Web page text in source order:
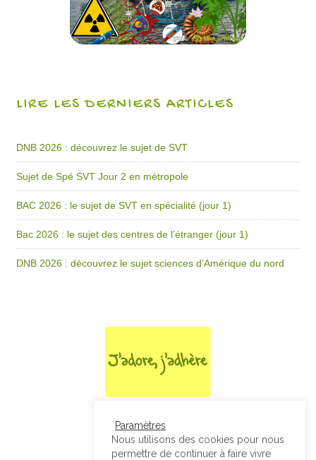
LIRE LES DERNIERS ARTICLES
DNB 2026 : découvrez le sujet de SVT
Sujet de Spé SVT Jour 2 en métropole
BAC 2026 : le sujet de SVT en spécialité (jour 1)
Bac 2026 : le sujet des centres de l’étranger (jour 1)
DNB 2026 : découvrez le sujet sciences d’Amérique du nord
Paramètres
Nous utilisons des cookies pour nous
permettre de continuer à faire vivre